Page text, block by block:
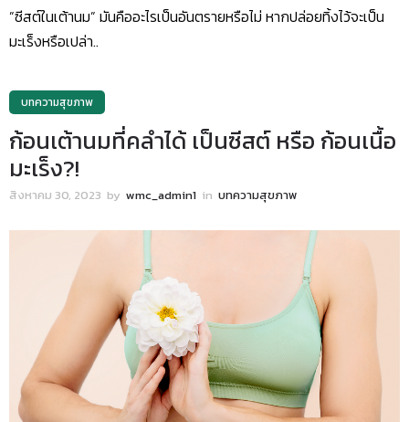
”ซีสต์ในเต้านม” มันคืออะไรเป็นอันตรายหรือไม่ หากปล่อยทิ้งไว้จะเป็น
มะเร็งหรือเปล่า..
บทความสุขภาพ
ก้อนเต้านมที่คลำได้ เป็นซีสต์ หรือ ก้อนเนื้อ
มะเร็ง?!
สิงหาคม 30, 2023 by wmc_admin1 in บทความสุขภาพ